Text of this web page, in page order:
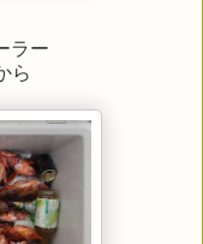
ラー
ら